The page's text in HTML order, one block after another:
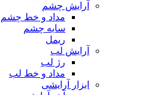
آرایش چشم
مداد و خط چشم
سایه چشم
ریمل
آرایش لب
رژ لب
مداد و خط لب
ابزار آرایشی